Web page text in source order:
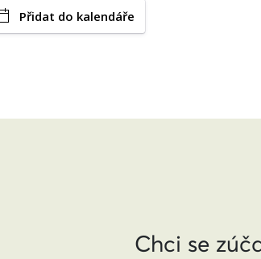
Přidat do kalendáře
Chci se